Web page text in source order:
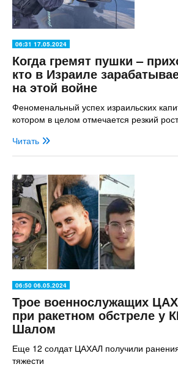
06:31 17.05.2024
Когда гремят пушки –
кто в Израиле
на этой войне
Феноменальный успех израильских
котором в целом отмечается резкий
Читать
06:50 06.05.2024
Трое военнослужащих
при ракетном обстреле у
Шалом
Еще 12 солдат ЦАХАЛ получили
тяжести